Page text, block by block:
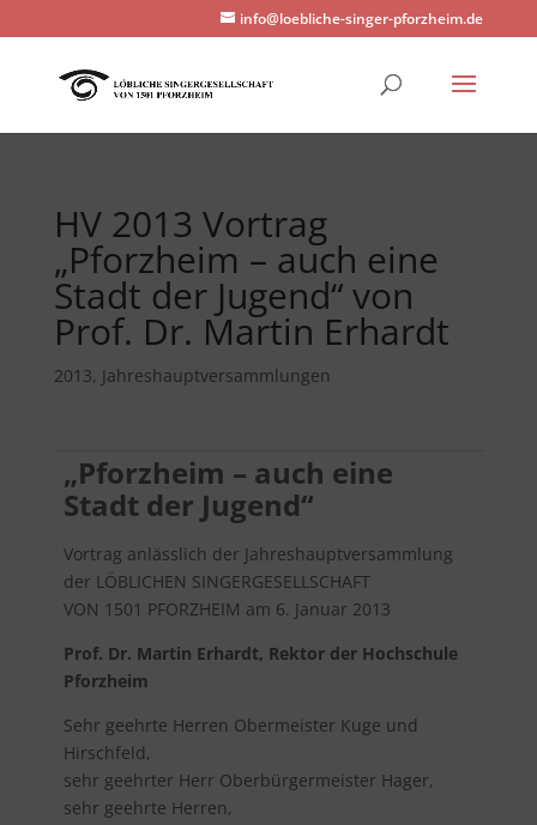
info@loebliche-singer-pforzheim.de
HV 2013 Vortrag
„Pforzheim – auch eine
Stadt der Jugend“ von
Prof. Dr. Martin Erhardt
2013, Jahreshauptversammlungen
„Pforzheim – auch eine
Stadt der Jugend“
Vortrag anlässlich der Jahreshauptversammlung
der LÖBLICHEN SINGERGESELLSCHAFT
VON 1501 PFORZHEIM am 6. Januar 2013
Prof. Dr. Martin Erhardt, Rektor der Hochschule
Pforzheim
Sehr geehrte Herren Obermeister Kuge und
Hirschfeld,
sehr geehrter Herr Oberbürgermeister Hager,
sehr geehrte Herren,